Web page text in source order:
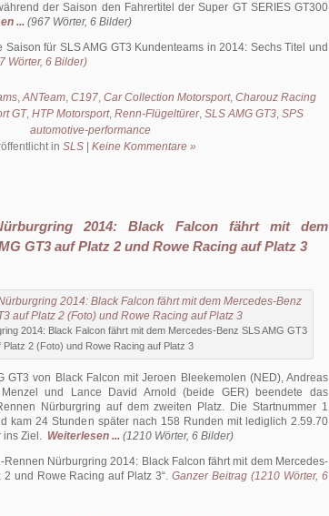
der Saison den Fahrertitel der Super GT SERIES GT300
... (967 Wörter, 6 Bilder)
Saison für SLS AMG GT3 Kundenteams in 2014: Sechs Titel und
Wörter, 6 Bilder)
,ANTeam, C197, Car Collection Motorsport, Charouz Racing
GT, HTP Motorsport, Renn-Flügeltürer, SLS AMG GT3, SPS
automotive-performance
in SLS| Keine Kommentare »
2014: Black Falcon fährt mit dem
GT3 auf Platz 2 und Rowe Racing auf Platz 3
2014: Black Falcon fährt mit dem Mercedes-Benz SLS AMG GT3
Platz 2 (Foto) und Rowe Racing auf Platz 3
GT3 von Black Falcon mit Jeroen Bleekemolen (NED), Andreas
und Lance David Arnold (beide GER) beendete das
Nürburgring auf dem zweiten Platz. Die Startnummer 1
kam 24 Stunden später nach 158 Runden mit lediglich 2.59.70
ins Ziel. Weiterlesen ... (1210 Wörter, 6 Bilder)
Rennen Nürburgring 2014: Black Falcon fährt mit dem Mercedes-
2 und Rowe Racing auf Platz 3 .Ganzer Beitrag (1210 Wörter, 6